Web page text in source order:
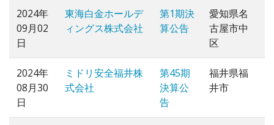
2024年
09月02
日
東海白金ホールデ
ィングス株式会社
第1期決
算公告
愛知県名
古屋市中
区
2024年
08月30
日
ミドリ安全福井株
式会社
第45期
決算公
告
福井県福
井市